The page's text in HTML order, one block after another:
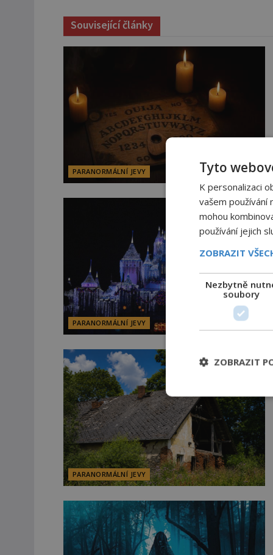
Související články
PARANORMÁLNÍ JEVY
PARANORMÁLNÍ JEVY
PARANORMÁLNÍ JEVY
Tyto
K personalizaci
vašem používání
mohou
používání jejich
ZOBRAZIT
Nezbytně
soubory
ZOBRAZIT